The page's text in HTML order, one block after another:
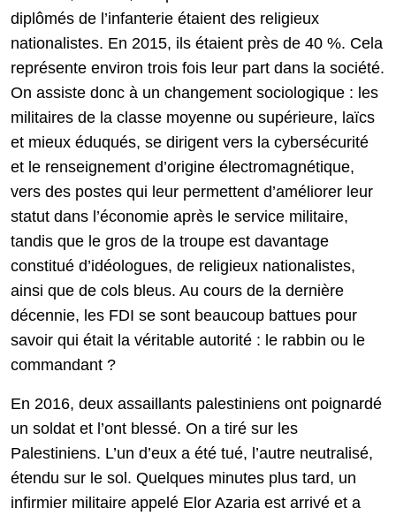
diplômés de l’infanterie étaient des religieux
nationalistes. En 2015, ils étaient près de 40 %. Cela
représente environ trois fois leur part dans la société.
On assiste donc à un changement sociologique : les
militaires de la classe moyenne ou supérieure, laïcs
et mieux éduqués, se dirigent vers la cybersécurité
et le renseignement d’origine électromagnétique,
vers des postes qui leur permettent d’améliorer leur
statut dans l’économie après le service militaire,
tandis que le gros de la troupe est davantage
constitué d’idéologues, de religieux nationalistes,
ainsi que de cols bleus. Au cours de la dernière
décennie, les FDI se sont beaucoup battues pour
savoir qui était la véritable autorité : le rabbin ou le
commandant ?
En 2016, deux assaillants palestiniens ont poignardé
un soldat et l’ont blessé. On a tiré sur les
Palestiniens. L’un d’eux a été tué, l’autre neutralisé,
étendu sur le sol. Quelques minutes plus tard, un
infirmier militaire appelé Elor Azaria est arrivé et a